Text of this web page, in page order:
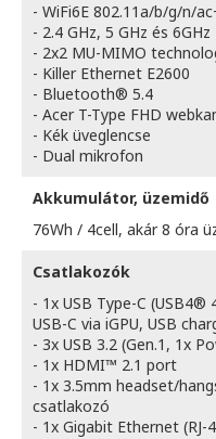
- WiFi6E 802.11a/b/g/n/
- 2.4 GHz, 5 GHz és 6GHz
- 2x2 MU-MIMO
- Killer Ethernet E2600
- Bluetooth® 5.4
- Acer T-Type FHD
- Kék üveglencse
- Dual mikrofon
Akkumulátor, üzemidő
76Wh / 4cell, akár 8 óra
Csatlakozók
- 1x USB Type-C
USB-C via iGPU, USB
- 3x USB 3.2 (Gen.1, 1x
- 1x HDMI™ 2.1 port
- 1x 3.5mm headset/
csatlakozó
- 1x Gigabit Ethernet (RJ-